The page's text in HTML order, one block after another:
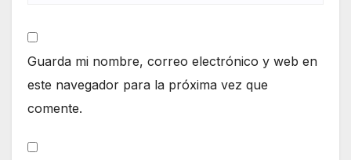
Guarda mi nombre, correo electrónico y web en
este navegador para la próxima vez que
comente.